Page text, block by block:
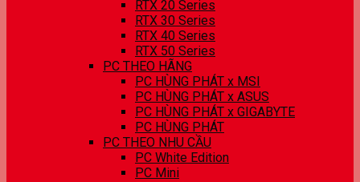
RTX 20 Series
RTX 30 Series
RTX 40 Series
RTX 50 Series
PC THEO HÃNG
PC HÙNG PHÁT x MSI
PC HÙNG PHÁT x ASUS
PC HÙNG PHÁT x GIGABYTE
PC HÙNG PHÁT
PC THEO NHU CẦU
PC White Edition
PC Mini